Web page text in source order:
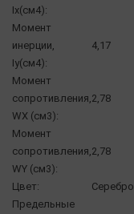
Ix(см4):
Момент
инерции,
Iy(см4):
4,17
Момент
сопротивления,
WX (см3):
2,78
Момент
сопротивления,
WY (см3):
2,78
Цвет:
Серебро
Предельные